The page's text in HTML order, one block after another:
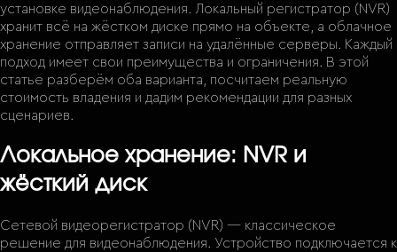
установке видеонаблюдения. Локальный регистратор (NVR)
хранит всё на жёстком диске прямо на объекте, а облачное
хранение отправляет записи на удалённые серверы. Каждый
подход имеет свои преимущества и ограничения. В этой
статье разберём оба варианта, посчитаем реальную
стоимость владения и дадим рекомендации для разных
сценариев.
Локальное хранение: NVR и
жёсткий диск
Сетевой видеорегистратор (NVR) — классическое
решение для видеонаблюдения. Устройство подключается к